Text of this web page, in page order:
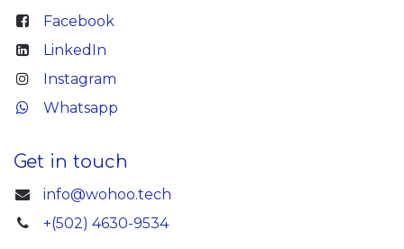
Facebook
LinkedIn
Instagram
Whatsapp
Get in touch
info@wohoo.tech
+(502) 4630-9534